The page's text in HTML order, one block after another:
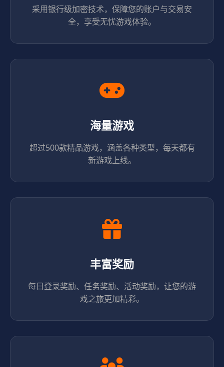
采用银行级加密技术，保障您的账户与交易安
全，享受无忧游戏体验。
海量游戏
超过500款精品游戏，涵盖各种类型，每天都有
新游戏上线。
丰富奖励
每日登录奖励、任务奖励、活动奖励，让您的游
戏之旅更加精彩。